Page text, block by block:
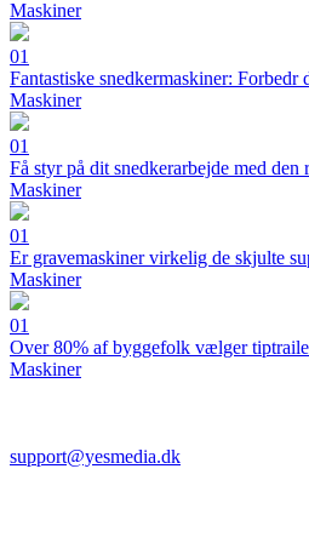
Maskiner
01
Fantastiske snedkermaskiner:
Maskiner
01
Få styr på dit snedkerarbejde med den
Maskiner
01
Er gravemaskiner virkelig de skjulte
Maskiner
01
Over 80% af byggefolk vælger
Maskiner
support@yesmedia.dk